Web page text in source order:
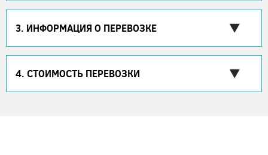
3. ИНФОРМАЦИЯ О ПЕРЕВОЗКЕ
4. СТОИМОСТЬ ПЕРЕВОЗКИ